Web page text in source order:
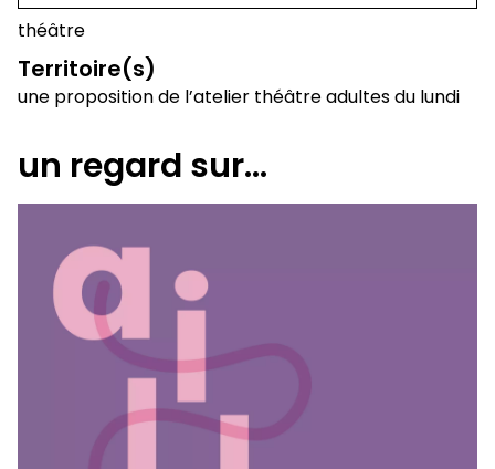
théâtre
Territoire(s)
une proposition de l’atelier théâtre adultes du lundi
un regard sur...